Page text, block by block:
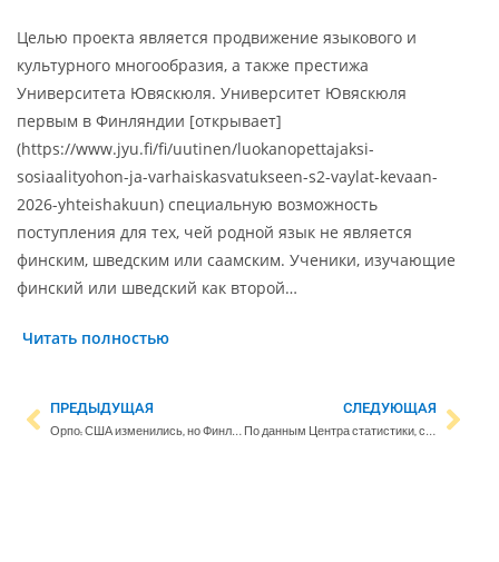
Целью проекта является продвижение языкового и
культурного многообразия, а также престижа
Университета Ювяскюля. Университет Ювяскюля
первым в Финляндии [открывает]
(https://www.jyu.fi/fi/uutinen/luokanopettajaksi-
sosiaalityohon-ja-varhaiskasvatukseen-s2-vaylat-kevaan-
2026-yhteishakuun) специальную возможность
поступления для тех, чей родной язык не является
финским, шведским или саамским. Ученики, изучающие
финский или шведский как второй…
Читать полностью
ПРЕДЫДУЩАЯ
Орпо: США изменились, но Финляндия по-прежнему доверяет США
СЛЕДУЮЩАЯ
По данным Центра статистики, ситуация с занятостью ухудшилась